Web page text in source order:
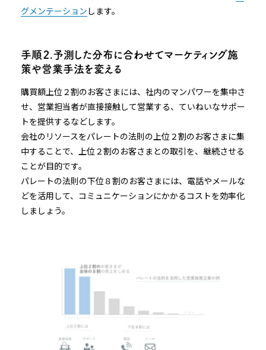
グメンテーション します。
手順２.予測した分布に合わせてマーケティング施
策や営業手法を変える
購買額上位２割のお客さまには、社内のマンパワーを集中さ
せ、営業担当者が直接接触して営業する、ていねいなサポー
トを提供するなどします。
会社のリソースをパレートの法則の上位２割のお客さまに集
中することで、上位２割のお客さまとの取引を、継続させる
ことが目的です。
パレートの法則の下位８割のお客さまには、電話やメールな
どを活用して、コミュニケーションにかかるコストを効率化
しましょう。